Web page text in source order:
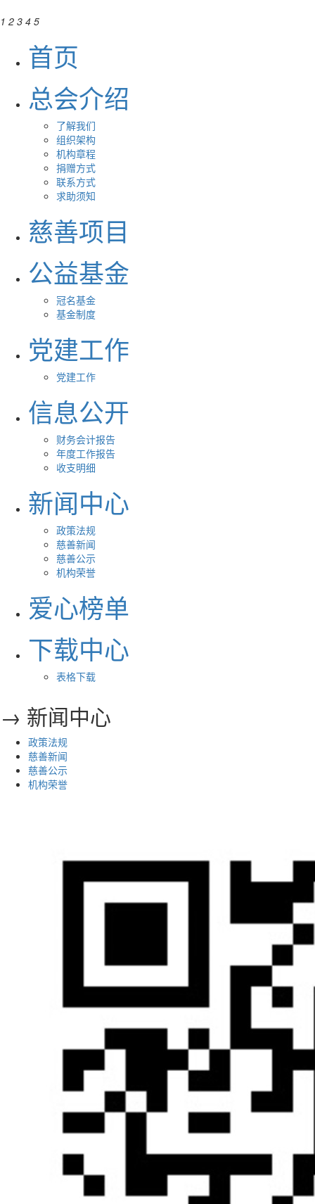
1 2 3 4 5
首页
总会介绍
了解我们
组织架构
机构章程
捐赠方式
联系方式
求助须知
慈善项目
公益基金
冠名基金
基金制度
党建工作
党建工作
信息公开
财务会计报告
年度工作报告
收支明细
新闻中心
政策法规
慈善新闻
慈善公示
机构荣誉
爱心榜单
下载中心
表格下载
→ 新闻中心
政策法规
慈善新闻
慈善公示
机构荣誉